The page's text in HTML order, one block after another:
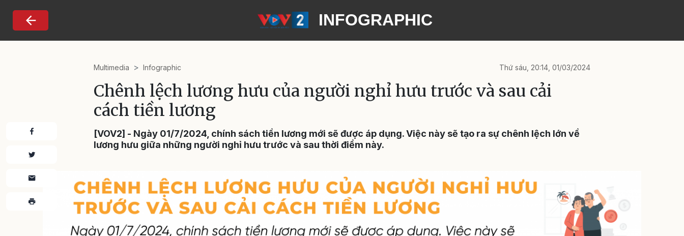
INFOGRAPHIC
Multimedia Infographic Thứ sáu, 20:14, 01/03/2024
Chênh lệch lương hưu của người nghỉ hưu trước và sau cải
cách tiền lương
[VOV2] - Ngày 01/7/2024, chính sách tiền lương mới sẽ được áp dụng. Việc này sẽ tạo ra sự chênh lệch lớn về
lương hưu giữa những người nghỉ hưu trước và sau thời điểm này.